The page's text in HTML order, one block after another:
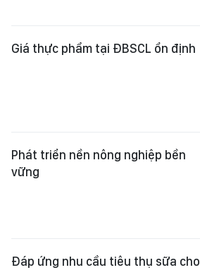
Giá thực phẩm tại ĐBSCL ổn định
Phát triển nền nông nghiệp bền
vững
Đáp ứng nhu cầu tiêu thụ sữa cho